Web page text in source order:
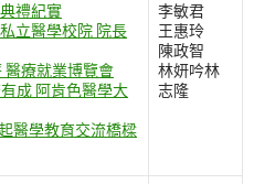
禮紀實
立醫學校院 院長
醫療就業博覽會
成 阿肯色醫學大
醫學教育交流橋樑
李敏君
王惠玲
陳政智
林妍吟林
志隆